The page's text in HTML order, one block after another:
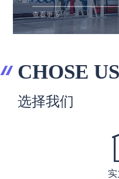
查看更多
CHOSE US
选择我们